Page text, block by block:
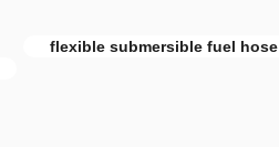
flexible submersible fuel hose